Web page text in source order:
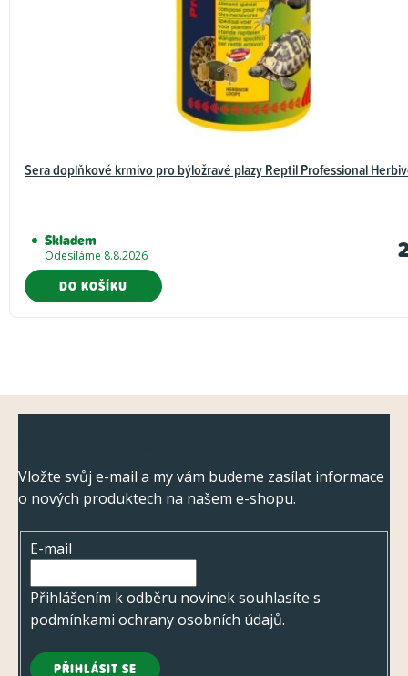
Sera doplňkové krmivo pro býložravé plazy Reptil Professional
Skladem
Odesíláme 8.8.2026
DO KOŠÍKU
Vložte svůj e-mail a my vám budeme zasílat informace
o nových produktech na našem e-shopu.
E-mail
Přihlášením k odběru novinek souhlasíte s
podmínkami ochrany osobních údajů.
PŘIHLÁSIT SE